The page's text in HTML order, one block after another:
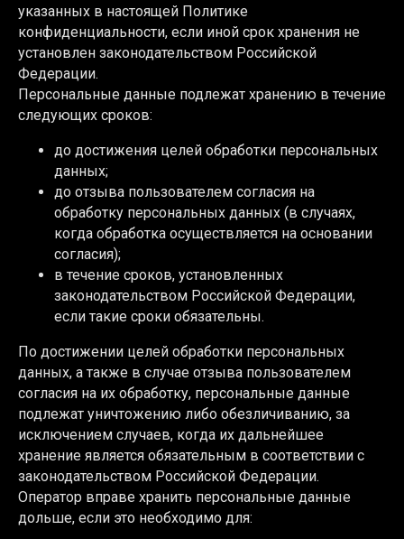
указанных в настоящей Политике
конфиденциальности, если иной срок хранения не
установлен законодательством Российской
Федерации.
Персональные данные подлежат хранению в течение
следующих сроков:
до достижения целей обработки персональных
данных;
до отзыва пользователем согласия на
обработку персональных данных (в случаях,
когда обработка осуществляется на основании
согласия);
в течение сроков, установленных
законодательством Российской Федерации,
если такие сроки обязательны.
По достижении целей обработки персональных
данных, а также в случае отзыва пользователем
согласия на их обработку, персональные данные
подлежат уничтожению либо обезличиванию, за
исключением случаев, когда их дальнейшее
хранение является обязательным в соответствии с
законодательством Российской Федерации.
Оператор вправе хранить персональные данные
дольше, если это необходимо для: